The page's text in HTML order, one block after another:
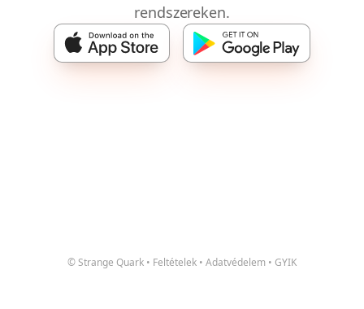
rendszereken.
© Strange Quark • Feltételek • Adatvédelem • GYIK